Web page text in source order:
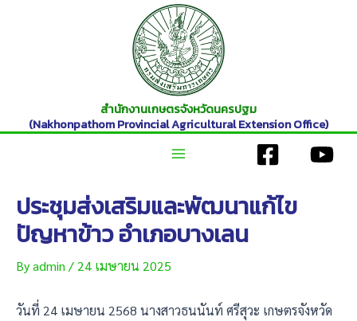
สำนักงานเกษตรจังหวัดนครปฐม
(Nakhonpathom Provincial Agricultural Extension Office)
Menu
ประชุมส่งเสริมและพัฒนาแก้ไข
ปัญหาข้าว อำเภอบางเลน
Byadmin /24 เมษายน 2025
วันที่ 24 เมษายน 2568 นางสาวธนนันท์ ศรีสุวะ เกษตรจังหวัด